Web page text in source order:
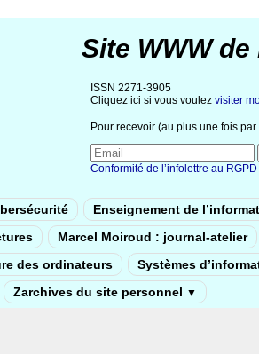
Site WWW
ISSN 2271-3905
Cliquez ici si vous voulez visiter
Pour recevoir (au plus une fois
Conformité de l’infolettre au RGPD
Enseignement de
Marcel Moiroud : journal-atelier
des ordinateurs Systèmes
Zarchives du site personnel ▼